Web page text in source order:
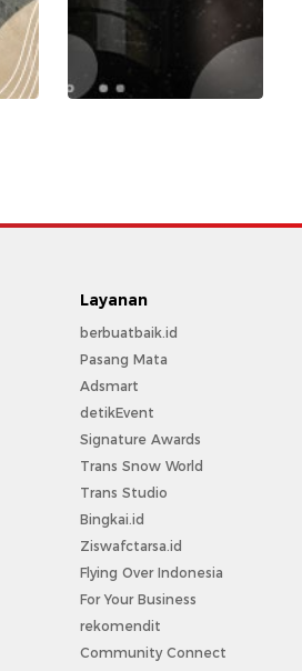
Layanan
berbuatbaik.id
Pasang Mata
Adsmart
detikEvent
Signature Awards
Trans Snow World
Trans Studio
Bingkai.id
Ziswafctarsa.id
Flying Over Indonesia
For Your Business
rekomendit
Community Connect